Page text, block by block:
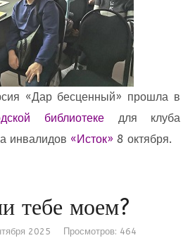
«Дар бесценный» прошла в
библиотеке для клуба
инвалидов «Исток» 8 октября.
тебе моем?
2025 Просмотров: 464